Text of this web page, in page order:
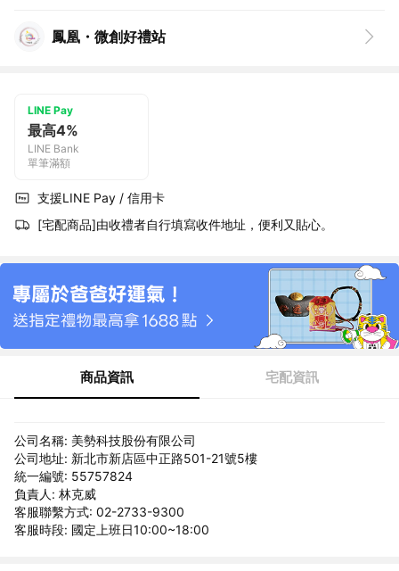
鳳凰・微創好禮站
LINE Pay
最高4%
LINE Bank
單筆滿額
支援LINE Pay / 信用卡
[宅配商品]由收禮者自行填寫收件地址，便利又貼心。
商品資訊 宅配資訊
公司名稱: 美勢科技股份有限公司
公司地址: 新北市新店區中正路501-21號5樓
統一編號: 55757824
負責人: 林克威
客服聯繫方式: 02-2733-9300
客服時段: 國定上班日10:00~18:00